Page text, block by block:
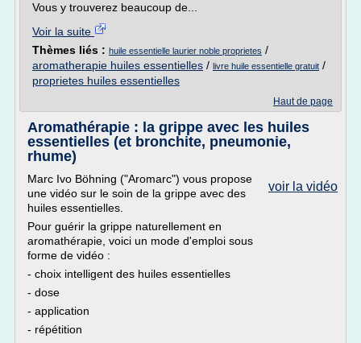
Vous y trouverez beaucoup de...
Voir la suite
Thèmes liés : huile essentielle laurier noble proprietes /
aromatherapie huiles essentielles / livre huile essentielle gratuit /
proprietes huiles essentielles
Haut de page
Aromathérapie : la grippe avec les huiles
essentielles (et bronchite, pneumonie,
rhume)
voir la vidéo
Marc Ivo Böhning ("Aromarc") vous propose
une vidéo sur le soin de la grippe avec des
huiles essentielles.
Pour guérir la grippe naturellement en
aromathérapie, voici un mode d'emploi sous
forme de vidéo :
- choix intelligent des huiles essentielles
- dose
- application
- répétition